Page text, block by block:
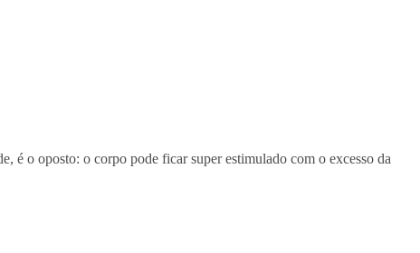
é o oposto: o corpo pode ficar super estimulado com o excesso da